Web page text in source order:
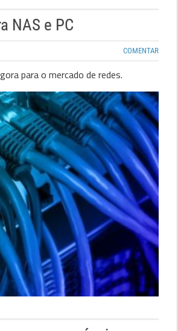
NAS e PC
COMENTAR
para o mercado de redes.